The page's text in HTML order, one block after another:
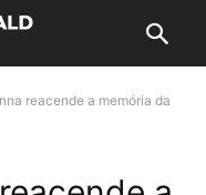
reacende a memória da